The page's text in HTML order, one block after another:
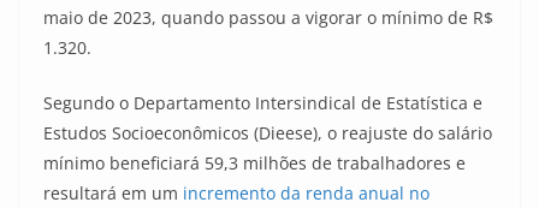
maio de 2023, quando passou a vigorar o mínimo de R$
1.320.
Segundo o Departamento Intersindical de Estatística e
Estudos Socioeconômicos (Dieese), o reajuste do salário
mínimo beneficiará 59,3 milhões de trabalhadores e
resultará em um incremento da renda anual no